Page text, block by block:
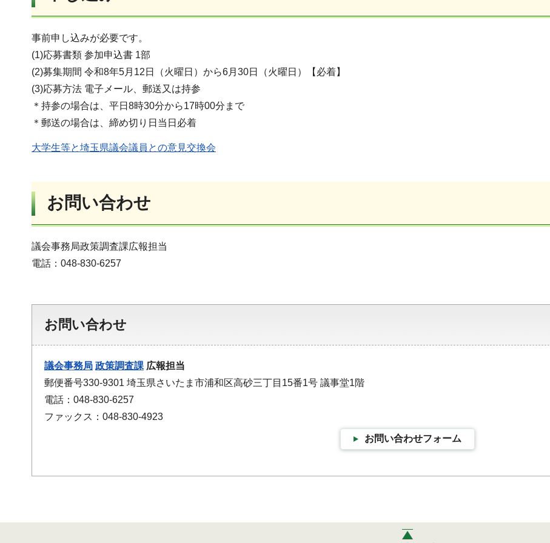
事前申し込みが必要です。
(1)応募書類 参加申込書 1部
(2)募集期間 令和8年5月12日（火曜日）から6月30日（火曜日）【必着】
(3)応募方法 電子メール、郵送又は持参
＊持参の場合は、平日8時30分から17時00分まで
＊郵送の場合は、締め切り日当日必着
大学生等と埼玉県議会議員との意見交換会
お問い合わせ
議会事務局政策調査課広報担当
電話：048-830-6257
お問い合わせ
議会事務局 政策調査課 広報担当
郵便番号330-9301 埼玉県さいたま市浦和区高砂三丁目15番1号 議事堂1階
電話：048-830-6257
ファックス：048-830-4923
お問い合わせフォーム